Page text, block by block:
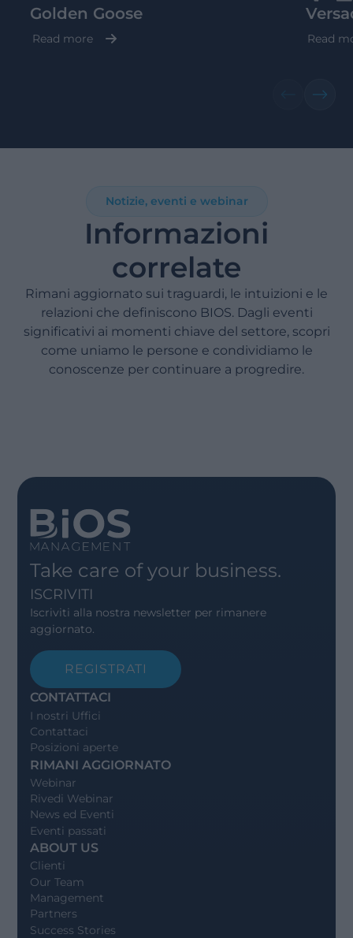
Golden Goose
Read more Read
Notizie, eventi e webinar
Informazioni
correlate
Rimani aggiornato sui traguardi, le intuizioni e le
relazioni che definiscono BIOS. Dagli eventi
significativi ai momenti chiave del settore, scopri
come uniamo le persone e condividiamo le
conoscenze per continuare a progredire.
Take care of your business.
ISCRIVITI
Iscriviti alla nostra newsletter per rimanere
aggiornato.
REGISTRATI
CONTATTACI
I nostri Uffici
Contattaci
Posizioni aperte
RIMANI AGGIORNATO
Webinar
Rivedi Webinar
News ed Eventi
Eventi passati
ABOUT US
Clienti
Our Team
Management
Partners
Success Stories